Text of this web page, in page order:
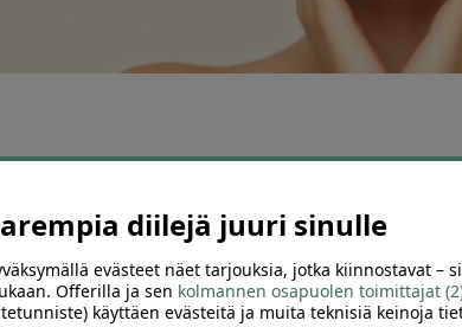
KARTALLA
ole tällä hetkellä saatavilla, mutta voit katsoa
Offerillasta.
diilejä juuri sinulle
evästeet näet tarjouksia, jotka kiinnostavat –
Offerilla ja sen kolmannen osapuolen toimittajat
käyttäen evästeitä ja muita teknisiä keinoja